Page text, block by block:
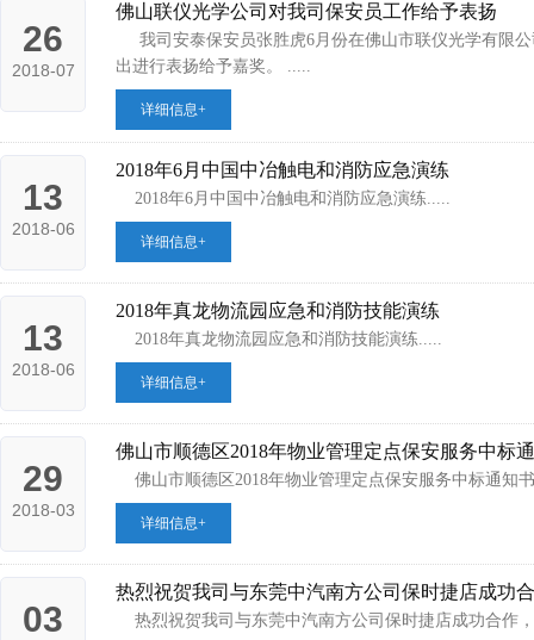
26
2018-07
佛山联仪光学公司对我司保安员工作给予表扬
我司安泰保安员张胜虎6月份在佛山市联仪光学有限
出进行表扬给予嘉奖。 .....
详细信息+
13
2018-06
2018年6月中国中冶触电和消防应急演练
2018年6月中国中冶触电和消防应急演练.....
详细信息+
13
2018-06
2018年真龙物流园应急和消防技能演练
2018年真龙物流园应急和消防技能演练.....
详细信息+
29
2018-03
佛山市顺德区2018年物业管理定点保安服务中标
佛山市顺德区2018年物业管理定点保安服务中标通知
详细信息+
03
热烈祝贺我司与东莞中汽南方公司保时捷店成功
热烈祝贺我司与东莞中汽南方公司保时捷店成功合作